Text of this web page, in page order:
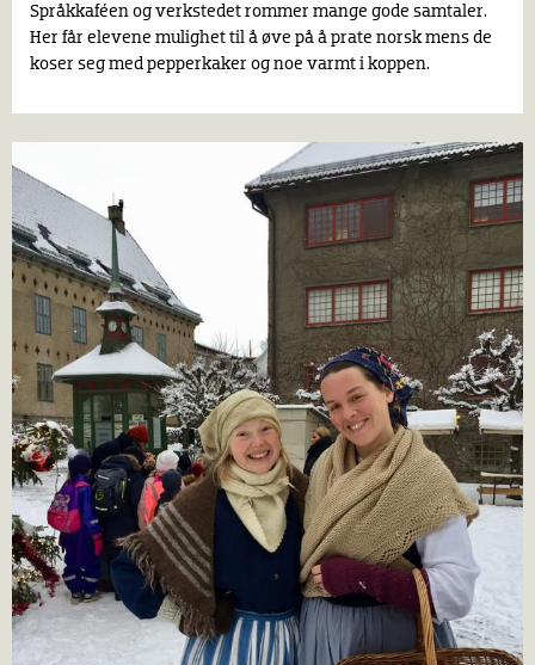
Språkkaféen og verkstedet rommer mange gode samtaler.
Her får elevene mulighet til å øve på å prate norsk mens de
koser seg med pepperkaker og noe varmt i koppen.